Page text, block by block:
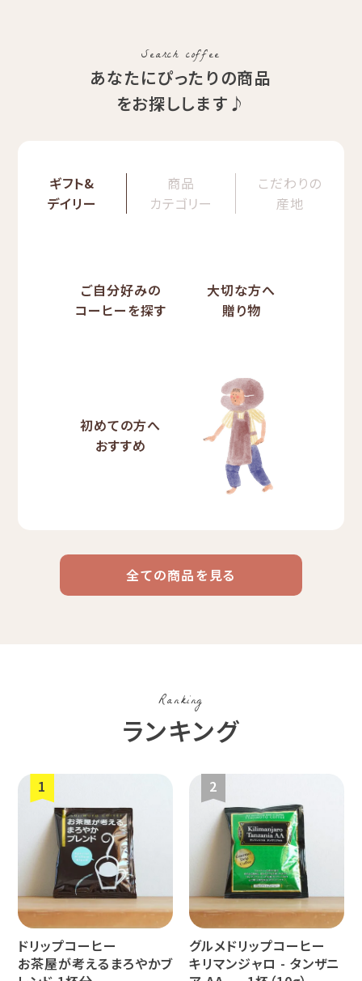
Search coffee
あなたにぴったりの商品
をお探しします♪
ギフト&
デイリー
商品
カテゴリー
こだわりの
産地
ご自分好みの
コーヒーを探す
大切な方へ
贈り物
初めての方へ
おすすめ
コーヒー
リキッド
コーヒー
豆・粉
デカフェ
すてきな道
具
生活雑貨 福袋
業務用 定期便 送料無料
ケニア
インドネシ
グァテマラ
ホンジュラ
全ての商品を見る
Ranking
ランキング
ドリップコーヒー
お茶屋が考えるまろやかブ
グルメドリップコーヒー
キリマンジャロ - タンザニ